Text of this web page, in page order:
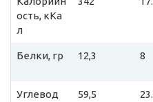
ость, кКа
л
Белки, гр 12,3 8
Углевод
59,5